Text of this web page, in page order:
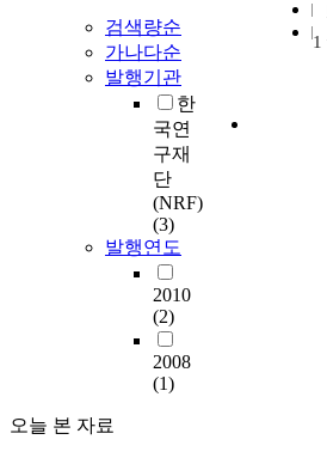
검색량순
가나다순
발행기관
한
국연
구재
단
(NRF)
(3)
발행연도
2010
(2)
2008
(1)
오늘 본 자료
1